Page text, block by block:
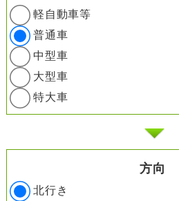
軽自動車等
普通車
中型車
大型車
特大車
方向
北行き